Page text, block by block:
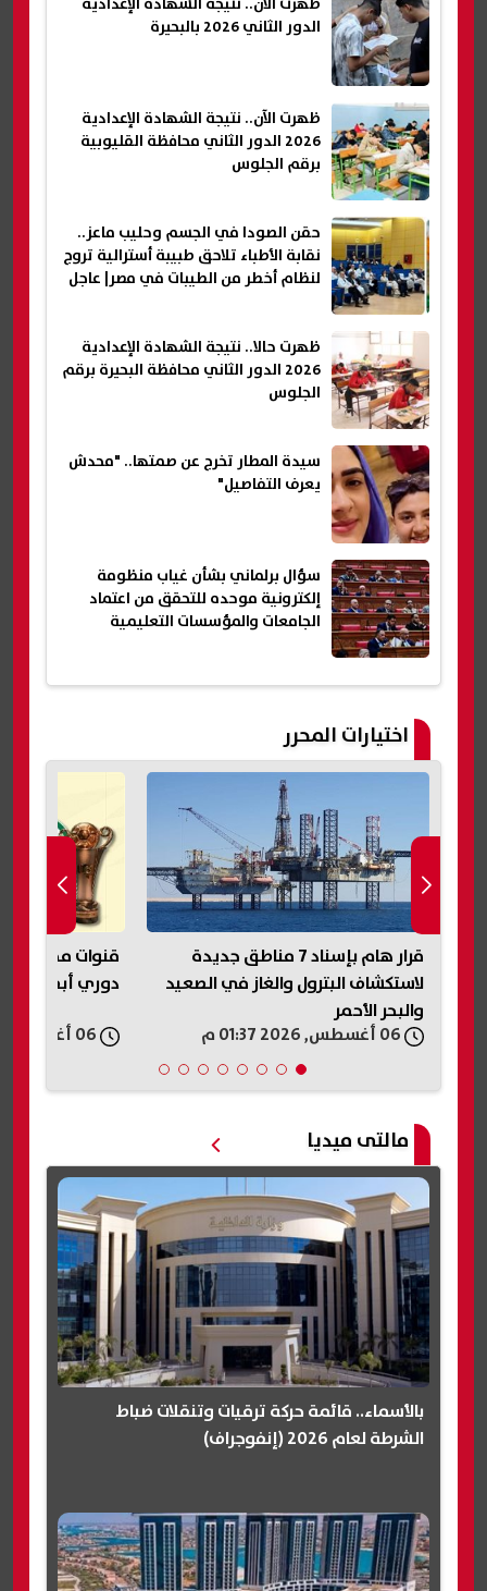
ظهرت الآن.. نتيجة الشهادة الإعدادية
الدور الثاني 2026 بالبحيرة
ظهرت الآن.. نتيجة الشهادة الإعدادية
2026 الدور الثاني محافظة القليوبية
برقم الجلوس
حقن الصودا في الجسم وحليب ماعز..
نقابة الأطباء تلاحق طبيبة أسترالية تروج
لنظام أخطر من الطيبات في مصر| عاجل
ظهرت حالا.. نتيجة الشهادة الإعدادية
2026 الدور الثاني محافظة البحيرة برقم
الجلوس
سيدة المطار تخرج عن صمتها.. "محدش
يعرف التفاصيل"
سؤال برلماني بشأن غياب منظومة
إلكترونية موحده للتحقق من اعتماد
الجامعات والمؤسسات التعليمية
اختيارات المحرر
قنوات مجانية تعلن إذاعة قرعتي
دوري أبطال أفريقيا والكونفدرالية
قرى محافظة
مالتى ميديا
بالأسماء.. قائمة حركة ترقيات وتنقلات ضباط
الشرطة لعام 2026 (إنفوجراف)